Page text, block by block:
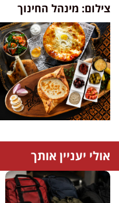
צילום: מינהל החינוך
אולי יעניין אותך